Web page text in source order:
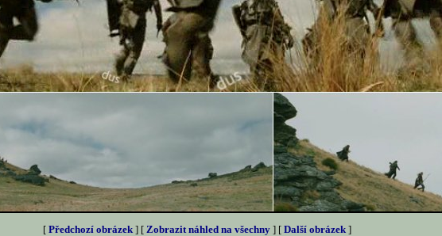
[ Předchozí obrázek ] [ Zobrazit náhled na všechny ] [ Další obrázek ]